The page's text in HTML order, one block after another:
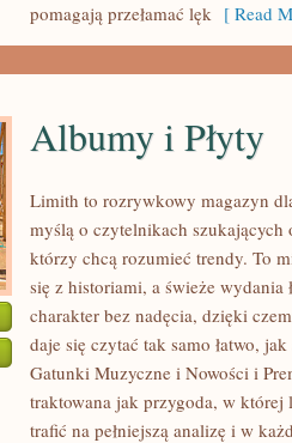
pomagają przełamać lęk [ Read
Albumy i Płyty
Limith to rozrywkowy magazyn
myślą o czytelnikach szukających
którzy chcą rozumieć trendy. To
się z historiami, a świeże wydania
charakter bez nadęcia, dzięki
daje się czytać tak samo łatwo,
Gatunki Muzyczne i Nowości i
traktowana jak przygoda, w
trafić na pełniejszą analizę i w